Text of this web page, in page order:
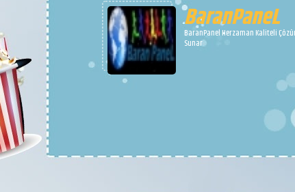
BaranPaneL
BaranPanel Herzaman Kaliteli
Sunar